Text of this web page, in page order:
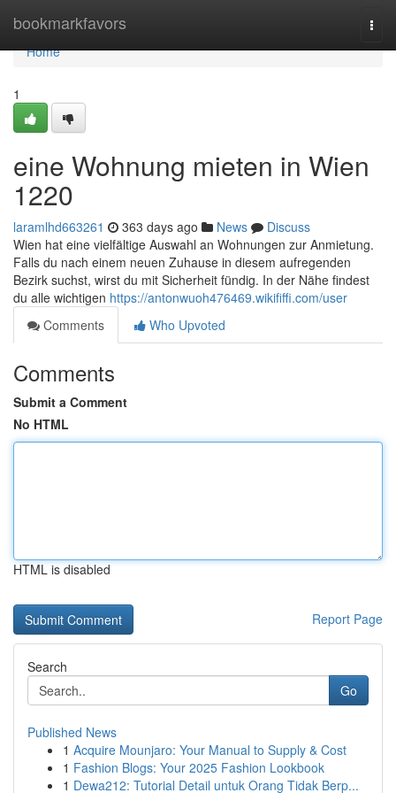
bookmarkfavors
Home
Home
1
eine Wohnung mieten in Wien
1220
laramlhd663261 363 days ago News
Discuss
Wien hat eine vielfältige Auswahl an Wohnungen zur Anmietung.
Falls du nach einem neuen Zuhause in diesem aufregenden
Bezirk suchst, wirst du mit Sicherheit fündig. In der Nähe findest
du alle wichtigen https://antonwuoh476469.wikififfi.com/user
Comments
Who Upvoted
Comments
Submit a Comment
No HTML
HTML is disabled
Report Page
Search
Go
Published News
1 Acquire Mounjaro: Your Manual to Supply & Cost
1 Fashion Blogs: Your 2025 Fashion Lookbook
1 Dewa212: Tutorial Detail untuk Orang Tidak Berp...